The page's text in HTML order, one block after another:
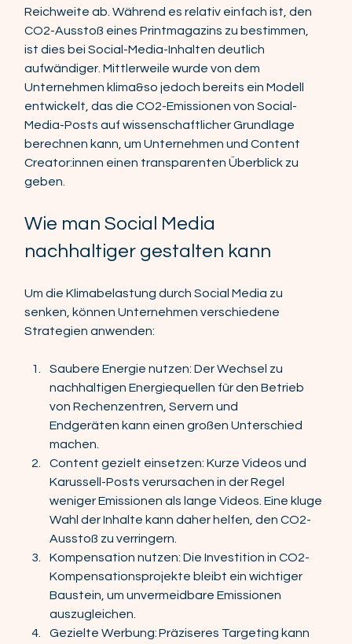
Reichweite ab. Während es relativ einfach ist, den
CO2-Ausstoß eines Printmagazins zu bestimmen,
ist dies bei Social-Media-Inhalten deutlich
aufwändiger. Mittlerweile wurde von dem
Unternehmen klima&so jedoch bereits ein Modell
entwickelt, das die CO2-Emissionen von Social-
Media-Posts auf wissenschaftlicher Grundlage
berechnen kann, um Unternehmen und Content
Creator:innen einen transparenten Überblick zu
geben.
Wie man Social Media
nachhaltiger gestalten kann
Um die Klimabelastung durch Social Media zu
senken, können Unternehmen verschiedene
Strategien anwenden:
Saubere Energie nutzen: Der Wechsel zu
nachhaltigen Energiequellen für den Betrieb
von Rechenzentren, Servern und
Endgeräten kann einen großen Unterschied
machen.
Content gezielt einsetzen: Kurze Videos und
Karussell-Posts verursachen in der Regel
weniger Emissionen als lange Videos. Eine kluge
Wahl der Inhalte kann daher helfen, den CO2-
Ausstoß zu verringern.
Kompensation nutzen: Die Investition in CO2-
Kompensationsprojekte bleibt ein wichtiger
Baustein, um unvermeidbare Emissionen
auszugleichen.
Gezielte Werbung: Präziseres Targeting kann